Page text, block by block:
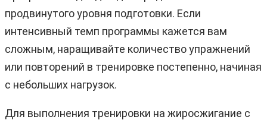
продвинутого уровня подготовки. Если
интенсивный темп программы кажется вам
сложным, наращивайте количество упражнений
или повторений в тренировке постепенно, начиная
с небольших нагрузок.
Для выполнения тренировки на жиросжигание с